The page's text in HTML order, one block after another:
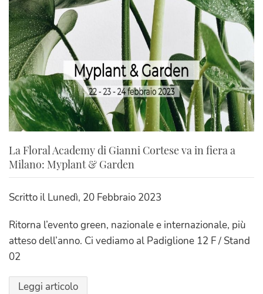
La Floral Academy di Gianni Cortese va in fiera a
Milano: Myplant & Garden
Scritto il Lunedì, 20 Febbraio 2023
Ritorna l’evento green, nazionale e internazionale, più
atteso dell’anno. Ci vediamo al Padiglione 12 F / Stand
02
Leggi articolo